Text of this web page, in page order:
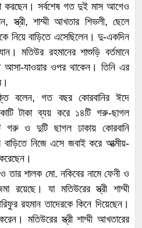
করছেন। সর্বশেষ গত দুই মাস আগেও
স্ত্রী, শাম্মী আখতার শিভলী, ছেলে
নিয়ে বাড়িতে এসেছিলেন। দু-একদিন
মতিউর রহমানের শাশুড়ি বর্তমানে
আসা-যাওয়ার ওপর থাকেন। তিনি এর
বলেন, গত বছর কোরবানির ঈদে
টাকা ব্যয় করে ১৪টি গরু-ছাগল
গরু ও দুটি ছাগল ঢাকায় কোরবানি
বাড়িতে নিজে এসে জবাই করে আত্মীয়-
তার শালক মো. নকিবের নামে ফেনী ও
রয়েছে। যা মতিউরের স্ত্রী শাম্মী
রহমান তাদেরকে কিনে দিয়েছেন।
মতিউরের স্ত্রী শাম্মী আখতারের